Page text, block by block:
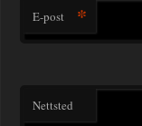
E-post *
Nettsted